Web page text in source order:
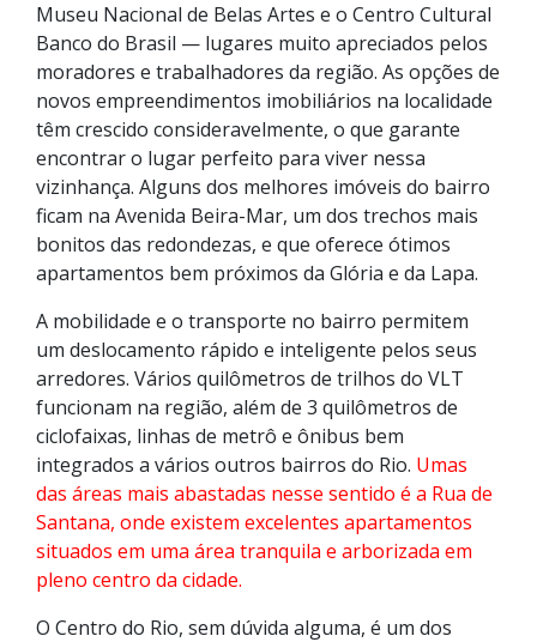
Museu Nacional de Belas Artes e o Centro Cultural
Banco do Brasil — lugares muito apreciados pelos
moradores e trabalhadores da região. As opções de
novos empreendimentos imobiliários na localidade
têm crescido consideravelmente, o que garante
encontrar o lugar perfeito para viver nessa
vizinhança. Alguns dos melhores imóveis do bairro
ficam na Avenida Beira-Mar, um dos trechos mais
bonitos das redondezas, e que oferece ótimos
apartamentos bem próximos da Glória e da Lapa.
A mobilidade e o transporte no bairro permitem
um deslocamento rápido e inteligente pelos seus
arredores. Vários quilômetros de trilhos do VLT
funcionam na região, além de 3 quilômetros de
ciclofaixas, linhas de metrô e ônibus bem
integrados a vários outros bairros do Rio. Umas
das áreas mais abastadas nesse sentido é a Rua de
Santana, onde existem excelentes apartamentos
situados em uma área tranquila e arborizada em
pleno centro da cidade.
O Centro do Rio, sem dúvida alguma, é um dos